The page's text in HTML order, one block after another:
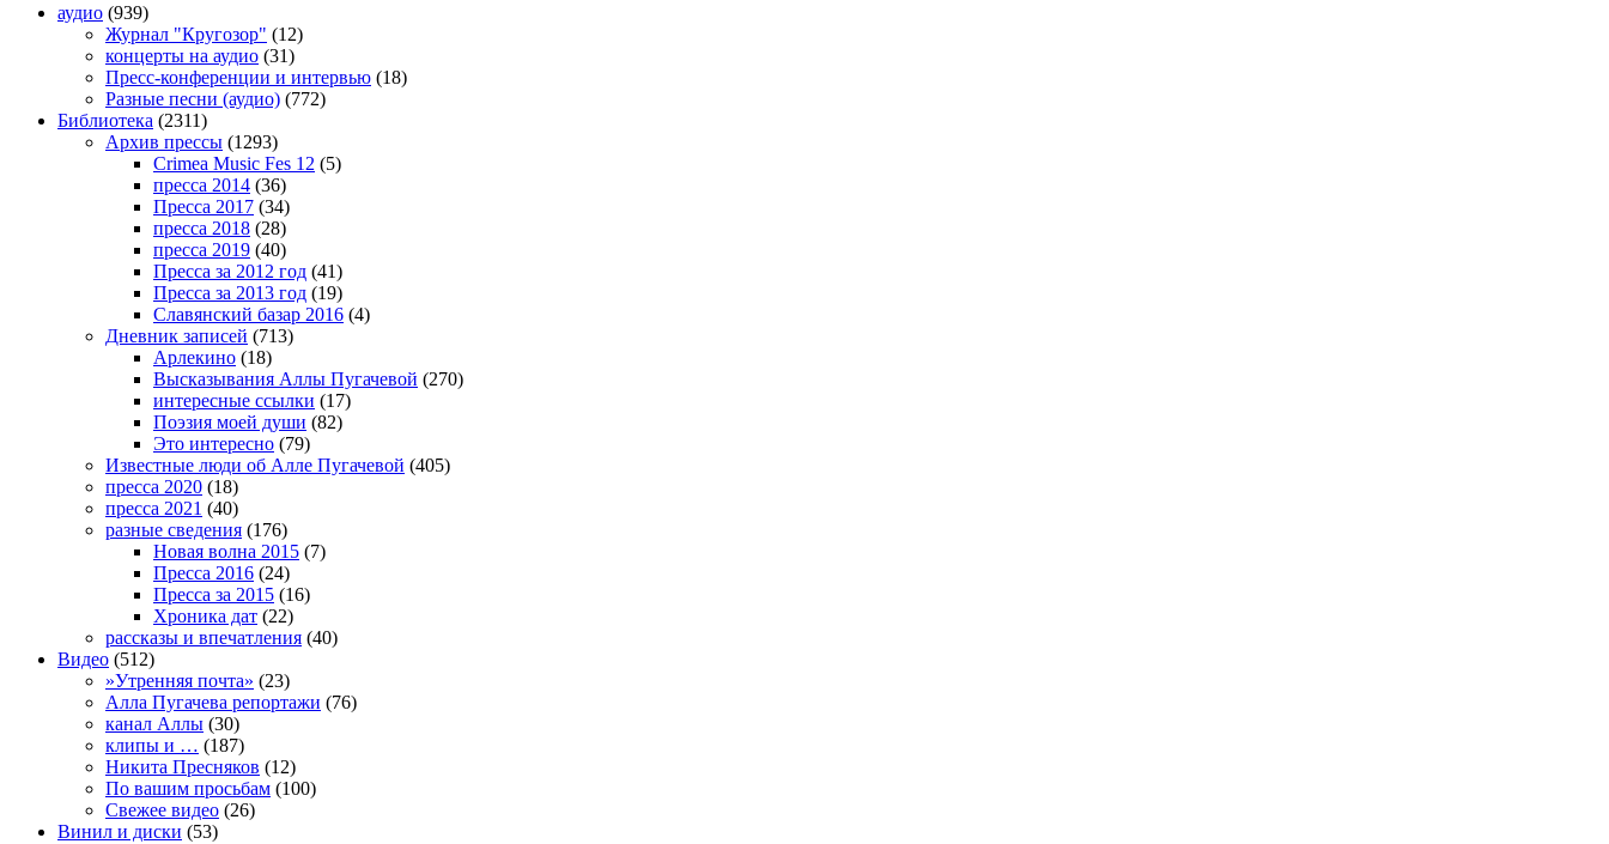
аудио (939)
Журнал "Кругозор" (12)
концерты на аудио (31)
Пресс-конференции и интервью (18)
Разные песни (аудио) (772)
Библиотека (2311)
Архив прессы (1293)
Crimea Music Fes 12 (5)
пресса 2014 (36)
Пресса 2017 (34)
пресса 2018 (28)
пресса 2019 (40)
Пресса за 2012 год (41)
Пресса за 2013 год (19)
Славянский базар 2016 (4)
Дневник записей (713)
Арлекино (18)
Высказывания Аллы Пугачевой (270)
интересные ссылки (17)
Поэзия моей души (82)
Это интересно (79)
Известные люди об Алле Пугачевой (405)
пресса 2020 (18)
пресса 2021 (40)
разные сведения (176)
Новая волна 2015 (7)
Пресса 2016 (24)
Пресса за 2015 (16)
Хроника дат (22)
рассказы и впечатления (40)
Видео (512)
»Утренняя почта» (23)
Алла Пугачева репортажи (76)
канал Аллы (30)
клипы и … (187)
Никита Пресняков (12)
По вашим просьбам (100)
Свежее видео (26)
Винил и диски (53)